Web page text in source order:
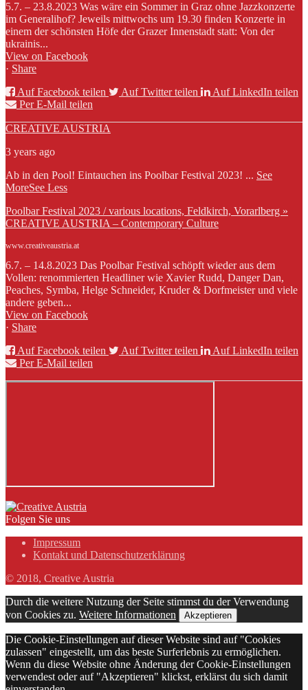
5.7. – 23.8.2023 Was wäre ein Sommer in Graz ohne Jazzkonzerte
im Generalihof? Jeweils mittwochs um 19.30 finden Konzerte in
einem der schönsten Höfe der Grazer Innenstadt statt: Von der
ukrainis...
View on Facebook
· Share
Auf Facebook teilen
Auf Twitter teilen
Auf LinkedIn teilen
Per E-Mail teilen
CREATIVE AUSTRIA
3 years ago
Ab in den Pool! Eintauchen ins Poolbar Festival 2023! ... See
MoreSee Less
Poolbar Festival 2023 / various locations, Feldkirch, Vorarlberg »
CREATIVE AUSTRIA – Contemporary Culture
www.creativeaustria.at
6.7. – 14.8.2023 Das Poolbar Festival schöpft wieder aus dem
Vollen: renommierten Headliner wie Xavier Rudd, Danger Dan,
Peaches, Symba, Helge Schneider, Kruder & Dorfmeister und viele
andere geben...
View on Facebook
· Share
Auf Facebook teilen
Auf Twitter teilen
Auf LinkedIn teilen
Per E-Mail teilen
Folgen Sie uns
Impressum
Kontakt und Datenschutzerklärung
© 2018, Creative Austria
Durch die weitere Nutzung der Seite stimmst du der Verwendung
von Cookies zu. Weitere Informationen Akzeptieren
Die Cookie-Einstellungen auf dieser Website sind auf "Cookies
zulassen" eingestellt, um das beste Surferlebnis zu ermöglichen.
Wenn du diese Website ohne Änderung der Cookie-Einstellungen
verwendest oder auf "Akzeptieren" klickst, erklärst du sich damit